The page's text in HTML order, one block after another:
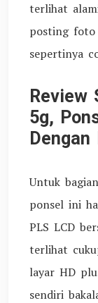
terlihat
posting foto
sepertinya
Review
5g,
Untuk
ponsel ini
PLS LCD
terlihat
layar HD
sendiri